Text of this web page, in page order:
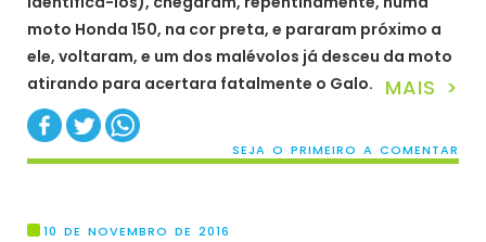
moto Honda 150, na cor preta, e pararam próximo a
ele, voltaram, e um dos malévolos já desceu da moto
atirando para acertara fatalmente o Galo.
MAIS >
SEJA O PRIMEIRO A COMENTAR
10 DE NOVEMBRO DE 2016